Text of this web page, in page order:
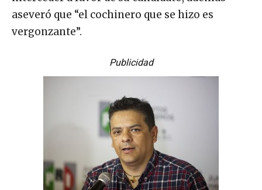
aseveró que “el cochinero que se hizo es
vergonzante”.
Publicidad